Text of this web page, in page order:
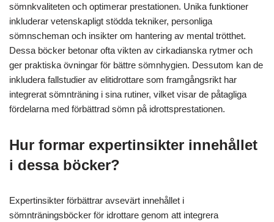
sömnkvaliteten och optimerar prestationen. Unika funktioner
inkluderar vetenskapligt stödda tekniker, personliga
sömnscheman och insikter om hantering av mental trötthet.
Dessa böcker betonar ofta vikten av cirkadianska rytmer och
ger praktiska övningar för bättre sömnhygien. Dessutom kan de
inkludera fallstudier av elitidrottare som framgångsrikt har
integrerat sömnträning i sina rutiner, vilket visar de påtagliga
fördelarna med förbättrad sömn på idrottsprestationen.
Hur formar expertinsikter innehållet
i dessa böcker?
Expertinsikter förbättrar avsevärt innehållet i
sömnträningsböcker för idrottare genom att integrera